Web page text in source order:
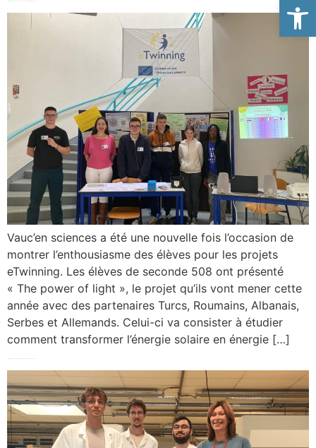
Ouvrir
Vauc’en sciences a été une nouvelle fois l’occasion de
montrer l’enthousiasme des élèves pour les projets
eTwinning. Les élèves de seconde 508 ont présenté
« The power of light », le projet qu’ils vont mener cette
année avec des partenaires Turcs, Roumains, Albanais,
Serbes et Allemands. Celui-ci va consister à étudier
comment transformer l’énergie solaire en énergie […]